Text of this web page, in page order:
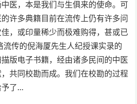
医，本是我们与生俱来的使命。可
许多典籍目前在流传上仍有许多问
，或印量稀少而极难购得，甚或已
传的倪海厦先生人纪授课实录的
描版电子书籍，经由诸多民间的中医
共同校勘而成。我们在校勘的过程
予了…